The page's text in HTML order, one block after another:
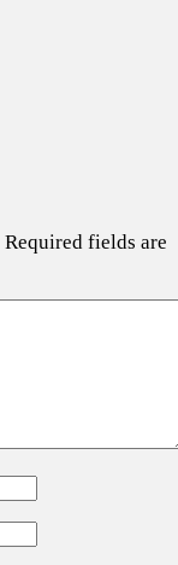
Required fields are